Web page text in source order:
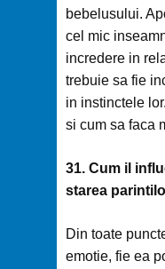
bebelusului.
cel mic
incredere in
trebuie sa fie
in instinctele
si cum sa faca
31. Cum il
starea
Din toate
emotie, fie ea